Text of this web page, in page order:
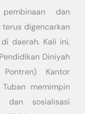
pembinaan dan
digencarkan
daerah. Kali ini,
Diniyah
Kantor
memimpin
dan sosialisasi